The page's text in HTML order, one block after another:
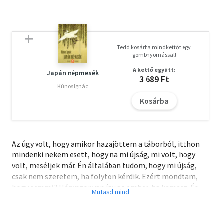
Japán népmesék
Kúnos Ignác
Tedd kosárba mindkettőt egy
gombnyomással!
A kettő együtt:
3 689 Ft
Kosárba
Az úgy volt, hogy amikor hazajöttem a táborból, itthon
mindenki nekem esett, hogy na mi újság, mi volt, hogy
volt, meséljek már. Én általában tudom, hogy mi újság,
csak nem szeretem, ha folyton kérdik. Ezért mondtam,
hogy semmi." Hányszor van így az ember, ha kamasz. És
hányszor kerül olyan helyzetbe, hogy "semmiszerű"